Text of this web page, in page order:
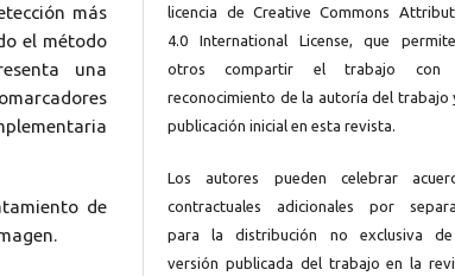
más
el método
una
de
licencia de Creative Commons
4.0 International License, que
otros compartir el trabajo con
reconocimiento de la autoría del trabajo
publicación inicial en esta revista.
Los autores pueden celebrar
contractuales adicionales por
para la distribución no exclusiva
versión publicada del trabajo en la